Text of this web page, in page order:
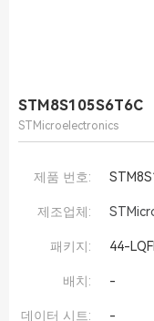
STM8S105S6T6C
STMicroelectronics
제품 번호:
제조업체:
패키지: 44-
배치: -
데이터 시트: -